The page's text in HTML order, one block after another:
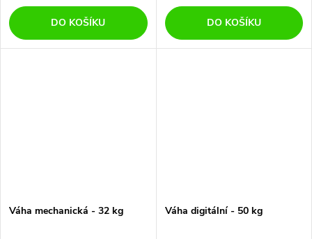
DO KOŠÍKU DO KOŠÍKU
Váha mechanická - 32 kg Váha digitální - 50 kg